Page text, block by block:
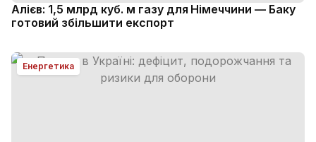
Алієв: 1,5 млрд куб. м газу для Німеччини — Баку
готовий збільшити експорт
Енергетика